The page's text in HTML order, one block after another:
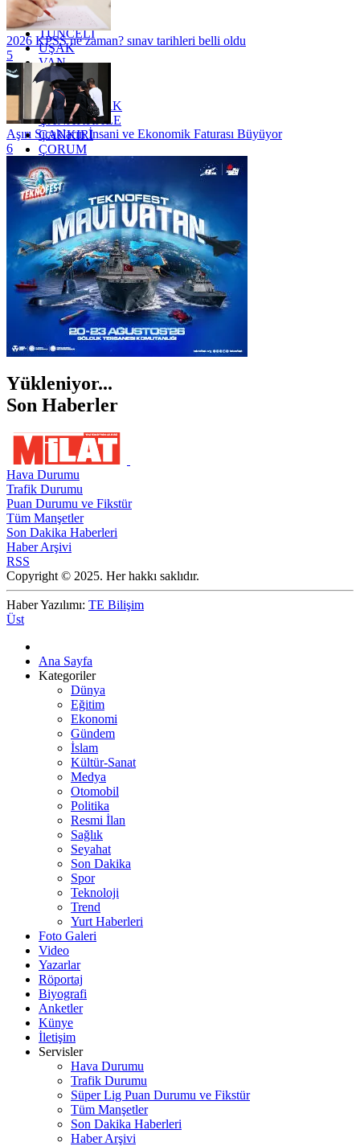
TOKAT
TRABZON
TUNCELİ
UŞAK
VAN
YALOVA
YOZGAT
ZONGULDAK
ÇANAKKALE
ÇANKIRI
ÇORUM
İSTANBUL
İZMİR
ŞANLIURFA
ŞIRNAK
2026 KPSS ne zaman? sınav tarihleri belli oldu
5
Aşırı Sıcakların İnsani ve Ekonomik Faturası Büyüyor
6
Yükleniyor...
Son Haberler
Hava Durumu
Trafik Durumu
Puan Durumu ve Fikstür
Tüm Manşetler
Son Dakika Haberleri
Haber Arşivi
RSS
Copyright © 2025. Her hakkı saklıdır.
Haber Yazılımı: TE Bilişim
Üst
Ana Sayfa
Kategoriler
Dünya
Eğitim
Ekonomi
Gündem
İslam
Kültür-Sanat
Medya
Otomobil
Politika
Resmi İlan
Sağlık
Seyahat
Son Dakika
Spor
Teknoloji
Trend
Yurt Haberleri
Foto Galeri
Video
Yazarlar
Röportaj
Biyografi
Anketler
Künye
İletişim
Servisler
Hava Durumu
Trafik Durumu
Süper Lig Puan Durumu ve Fikstür
Tüm Manşetler
Son Dakika Haberleri
Haber Arşivi